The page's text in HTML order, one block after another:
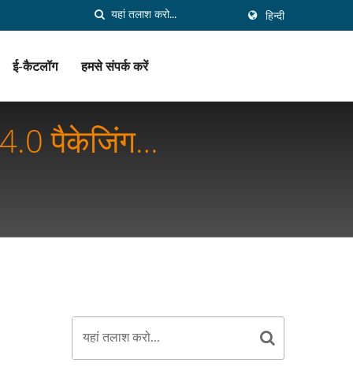
हिन्दी
ई-कैटलॉग हमसे संपर्क करें
पैकेजिंग